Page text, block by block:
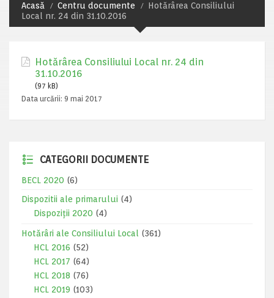
Acasă Centru documente
Hotărârea Consiliului
Local nr. 24 din 31.10.2016
Hotărârea Consiliului Local nr. 24 din
31.10.2016
(97 kB)
Data urcării: 9 mai 2017
CATEGORII DOCUMENTE
BECL 2020 (6)
Dispozitii ale primarului (4)
Dispoziții 2020 (4)
Hotărâri ale Consiliului Local
(361)
HCL 2016 (52)
HCL 2017 (64)
HCL 2018 (76)
HCL 2019 (103)